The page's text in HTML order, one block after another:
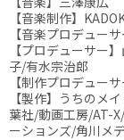
【音楽制作】
【音楽プロデュー
【プロデューサー
子/有水宗治郎
【制作プロデュー
【製作】うちのメ
葉社/動画工房/AT-
ーションズ/角川メデ